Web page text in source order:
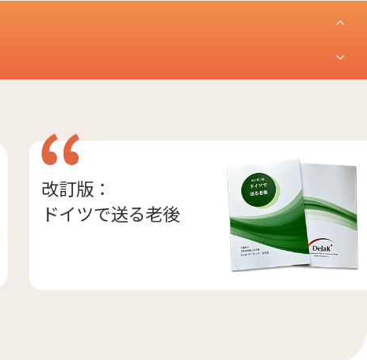
改訂版：
ドイツで送る老後